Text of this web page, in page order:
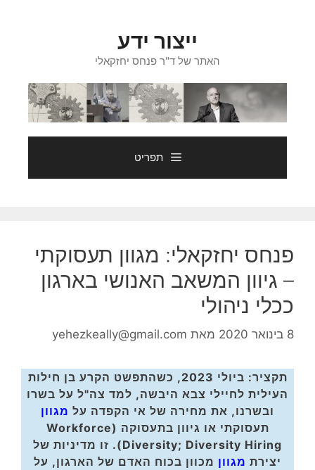
ייצור ידע
האתר של ד"ר פנחס יחזקאלי
תפריט
פנחס יחזקאלי: מגוון תעסוקתי
– גיוון המשאב האנושי בארגון
ככלי ניהולי
8 בינואר 2020 מאת yehezkeally@gmail.com
תקציר: ביולי 2023, כשהתפשט הקרע בן חילות
העילית לחיילי צבא היבשה, למד צה"ל על בשרו
ובשרנו, את מחירה של אי הקפדה על מגוון
תעסוקתי או גיוון בתעסוקה (Workforce
Diversity; Diversity Hiring). זו מדיניות של
יצירת מגוון מכוון בכוח האדם של הארגון, על